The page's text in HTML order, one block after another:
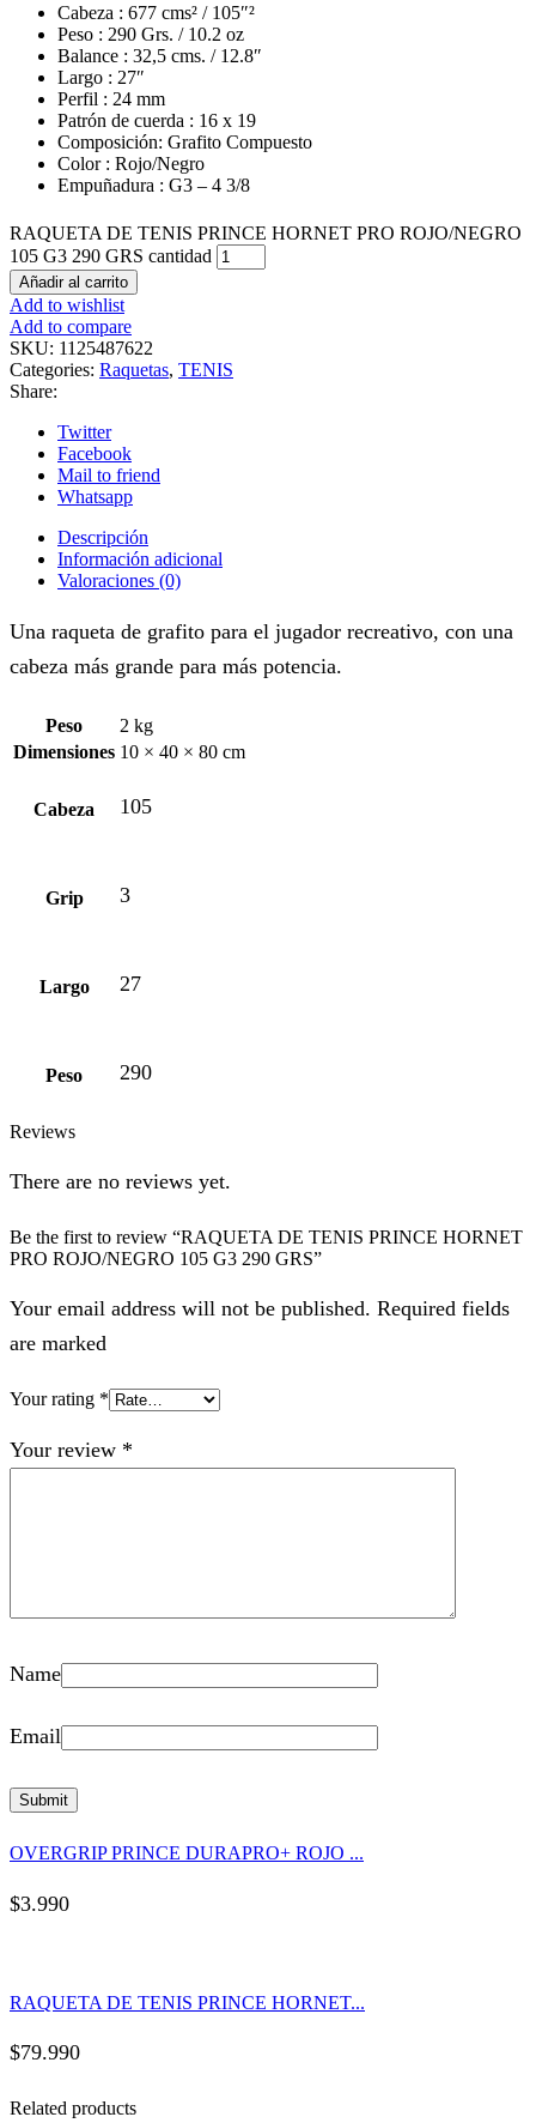
Cabeza : 677 cms² / 105″²
Peso : 290 Grs. / 10.2 oz
Balance : 32,5 cms. / 12.8″
Largo : 27″
Perfil : 24 mm
Patrón de cuerda : 16 x 19
Composición: Grafito Compuesto
Color : Rojo/Negro
Empuñadura : G3 – 4 3/8
RAQUETA DE TENIS PRINCE HORNET PRO ROJO/NEGRO
105 G3 290 GRS cantidad
Añadir al carrito
Add to wishlist
Add to compare
SKU: 1125487622
Categories: Raquetas, TENIS
Share:
Twitter
Facebook
Mail to friend
Whatsapp
Descripción
Información adicional
Valoraciones (0)
Una raqueta de grafito para el jugador recreativo, con una
cabeza más grande para más potencia.
Peso
2 kg
Dimensiones 10 × 40 × 80 cm
Cabeza 105
Grip 3
Largo 27
Peso 290
Reviews
There are no reviews yet.
Be the first to review “RAQUETA DE TENIS PRINCE HORNET
PRO ROJO/NEGRO 105 G3 290 GRS”
Your email address will not be published. Required fields
are marked
Your rating *
Your review *
Name
Email
OVERGRIP PRINCE DURAPRO+ ROJO ...
$3.990
RAQUETA DE TENIS PRINCE HORNET...
$79.990
Related products